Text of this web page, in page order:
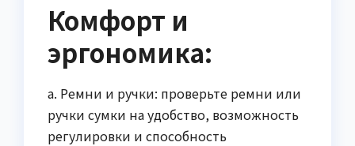
Комфорт и
эргономика:
а. Ремни и ручки: проверьте ремни или
ручки сумки на удобство, возможность
регулировки и способность